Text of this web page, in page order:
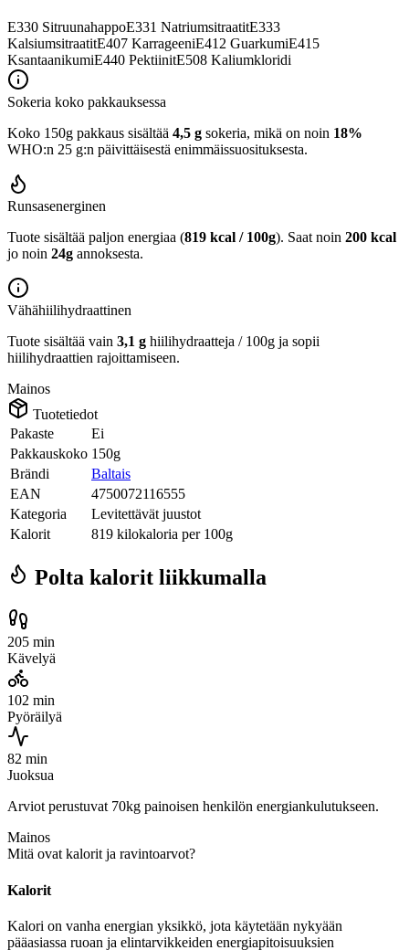
E330 SitruunahappoE331 NatriumsitraatitE333
KalsiumsitraatitE407 KarrageeniE412 GuarkumiE415
KsantaanikumiE440 PektiinitE508 Kaliumkloridi
Sokeria koko pakkauksessa
Koko 150g pakkaus sisältää 4,5 g sokeria, mikä on noin 18%
WHO:n 25 g:n päivittäisestä enimmäissuosituksesta.
Runsasenerginen
Tuote sisältää paljon energiaa (819 kcal / 100g). Saat noin 200 kcal
jo noin 24g annoksesta.
Vähähiilihydraattinen
Tuote sisältää vain 3,1 g hiilihydraatteja / 100g ja sopii
hiilihydraattien rajoittamiseen.
Mainos
Tuotetiedot
Pakaste
Ei
Pakkauskoko 150g
Brändi
Baltais
EAN
4750072116555
Kategoria
Levitettävät juustot
Kalorit
819 kilokaloria per 100g
Polta kalorit liikkumalla
205 min
Kävelyä
102 min
Pyöräilyä
82 min
Juoksua
Arviot perustuvat 70kg painoisen henkilön energiankulutukseen.
Mainos
Mitä ovat kalorit ja ravintoarvot?
Kalorit
Kalori on vanha energian yksikkö, jota käytetään nykyään
pääasiassa ruoan ja elintarvikkeiden energiapitoisuuksien